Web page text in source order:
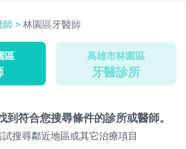
師 > 林園區牙醫師
區 高雄市林園區
牙醫診所
到符合您搜尋條件的診所或醫師。
搜尋鄰近地區或其它治療項目